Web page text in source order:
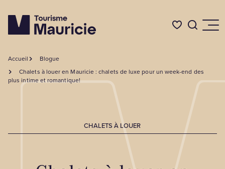
Quoi faire
Accueil
Blogue
Chalets à louer en Mauricie : chalets de luxe pour un week-end des
plus intime et romantique!
CHALETS À LOUER